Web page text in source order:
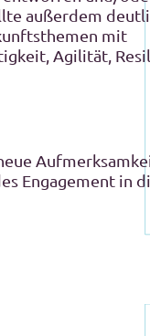
außerdem
mit
Agilität,
Engagement in